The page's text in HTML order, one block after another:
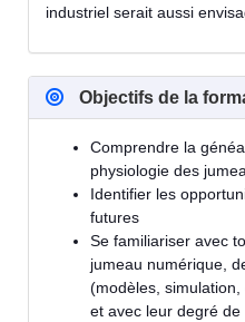
industriel serait aussi
Objectifs de la
Comprendre la
physiologie des
Identifier les
futures
Se familiariser avec
jumeau numérique,
(modèles,
et avec leur degré de